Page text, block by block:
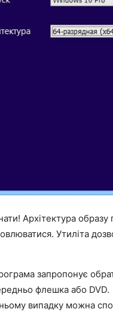
Архітектура
Утиліта
запропонує
флешка або DVD.
випадку можна